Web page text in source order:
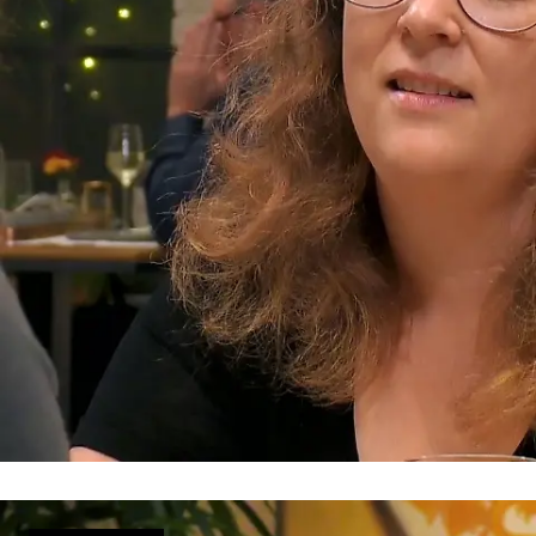
Für den Sport!